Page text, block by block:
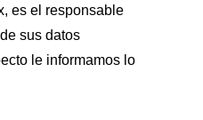
es el responsable
sus datos
le informamos lo